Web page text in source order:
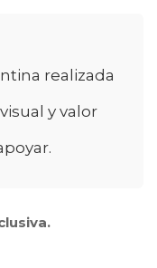
realizada
y valor